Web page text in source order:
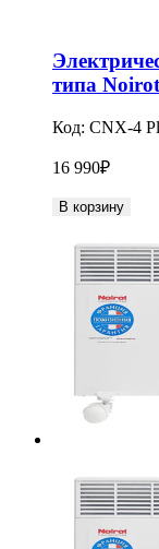
типа
Код: CNX-4
16 990₽
В корзину